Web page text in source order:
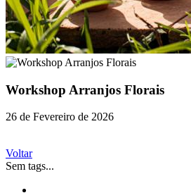
Workshop Arranjos Florais
26 de Fevereiro de 2026
Voltar
Sem tags...